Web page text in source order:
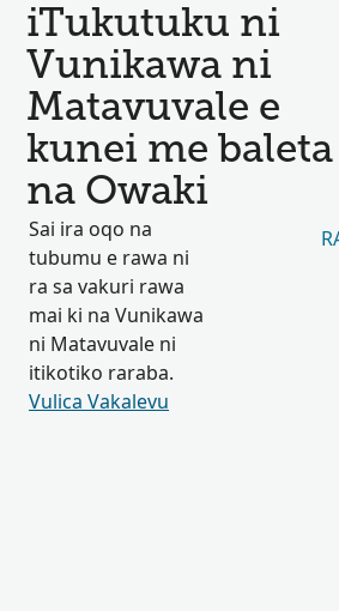
iTukutuku ni
Vunikawa ni
Matavuvale e
kunei me baleta
na Owaki
Sai ira oqo na
tubumu e rawa ni
ra sa vakuri rawa
mai ki na Vunikawa
ni Matavuvale ni
itikotiko raraba.
Vulica Vakalevu